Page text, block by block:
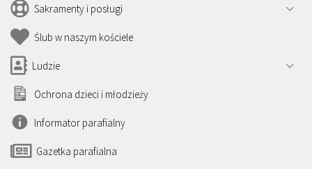
Sakramenty i posługi
Ślub w naszym kościele
Ludzie
Ochrona dzieci i młodzieży
Informator parafialny
Gazetka parafialna